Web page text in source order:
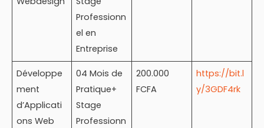
Professionn
el en
Entreprise
Développe
ment
d’Applicati
ons Web
04 Mois de
Pratique+
Stage
Professionn
200.000
FCFA
https://bit.l
y/3GDF4rk